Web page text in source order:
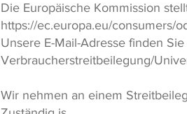
Die Europäische Kommission
https://ec.europa.eu/consumers/
Unsere E-Mail-Adresse finden
Verbraucherstreitbeilegung/
Wir nehmen an einem